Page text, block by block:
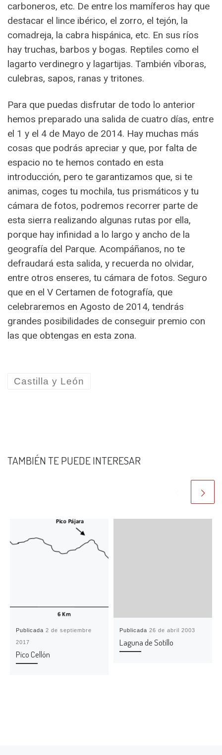
carboneros, etc. De entre los mamíferos hay que
destacar el lince ibérico, el zorro, el tejón, la
comadreja, la cabra hispánica, etc. En sus ríos
hay truchas, barbos y bogas. Reptiles como el
lagarto verdinegro y lagartijas. También víboras,
culebras, sapos, ranas y tritones.
Para que puedas disfrutar de todo lo anterior
hemos preparado una salida de cuatro días, entre
el 1 y el 4 de Mayo de 2014. Hay muchas más
cosas que podrás apreciar y que, por falta de
espacio no te hemos contado en esta
introducción, pero te garantizamos que, si te
animas, coges tu mochila, tus prismáticos y tu
cámara de fotos, podremos recorrer parte de
esta sierra realizando algunas rutas por ella,
porque hay infinidad a lo largo y ancho de la
geografía del Parque. Acompáñanos, no te
defraudará esta salida, y recuerda no olvidar,
entre otros enseres, tu cámara de fotos. Seguro
que en el V Certamen de fotografía, que
celebraremos en Agosto de 2014, tendrás
grandes posibilidades de conseguir premio con
las que obtengas en esta zona.
Castilla y León
TAMBIÉN TE PUEDE INTERESAR
Publicada2 de septiembre
2017
Pico Cellón
Publicada26 de abril 2003
Laguna de Sotillo